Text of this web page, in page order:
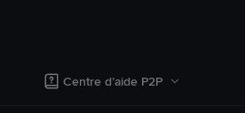
Centre d’aide P2P